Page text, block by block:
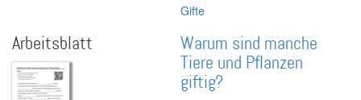
Gifte
Arbeitsblatt
Warum sind manche
Tiere und Pflanzen
giftig?